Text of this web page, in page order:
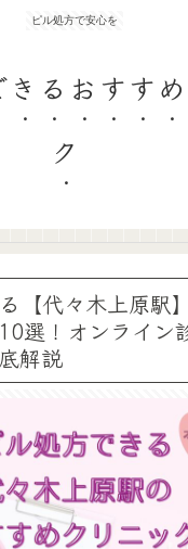
ピル処方で安心を
きるおすす
ク
【代々木上原駅
選！オンライン
解説